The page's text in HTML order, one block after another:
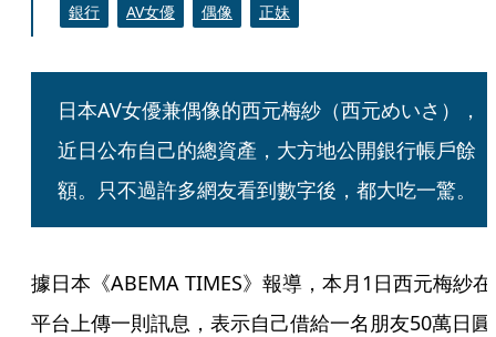
銀行 AV女優 偶像 正妹
日本AV女優兼偶像的西元梅紗（西元めいさ），
近日公布自己的總資產，大方地公開銀行帳戶餘
額。只不過許多網友看到數字後，都大吃一驚。
據日本《ABEMA TIMES》報導，本月1日西元梅紗
平台上傳一則訊息，表示自己借給一名朋友50萬日圓